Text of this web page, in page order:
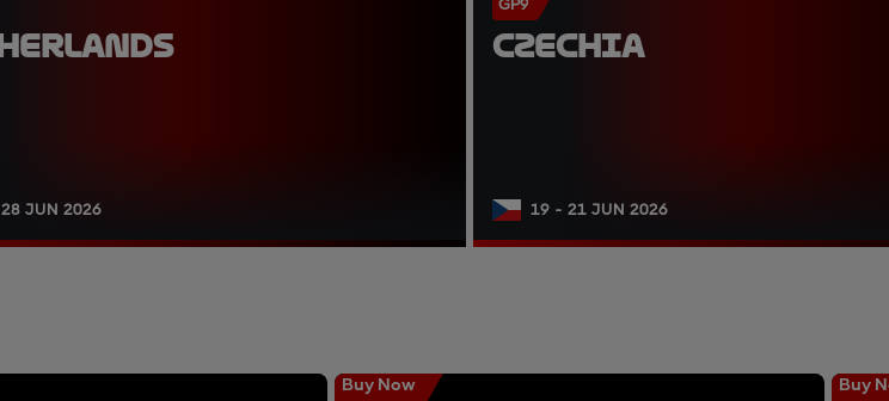
JUN 2026
GP9
CZECHIA
19 - 21 JUN 2026
Buy Now Buy